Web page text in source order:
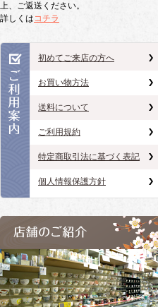
上、ご返送ください。
詳しくはコチラ
初めてご来店の方へ
お買い物方法
送料について
ご利用規約
特定商取引法に基づく表記
個人情報保護方針